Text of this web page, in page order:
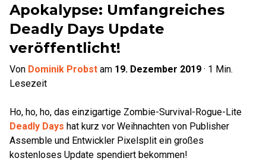
Apokalypse: Umfangreiches
Deadly Days Update
veröffentlicht!
Von Dominik Probst am 19. Dezember 2019 · 1 Min.
Lesezeit
Ho, ho, ho, das einzigartige Zombie-Survival-Rogue-Lite
Deadly Days hat kurz vor Weihnachten von Publisher
Assemble und Entwickler Pixelsplit ein großes
kostenloses Update spendiert bekommen!